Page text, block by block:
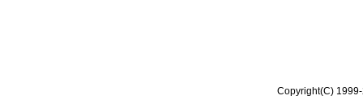
Copyright(C)